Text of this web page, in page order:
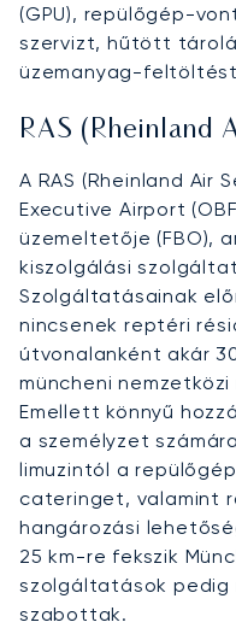
(GPU), repülőgép-
szervizt, hűtött
üzemanyag-
RAS (Rheinland
A RAS (Rheinland Air
Executive Airport
üzemeltetője (FBO),
kiszolgálási
Szolgáltatásainak
nincsenek reptéri
útvonalanként akár
müncheni
Emellett könnyű
a személyzet
limuzintól a
cateringet, valamint
hangározási
25 km-re fekszik
szolgáltatások pedig
szabottak.